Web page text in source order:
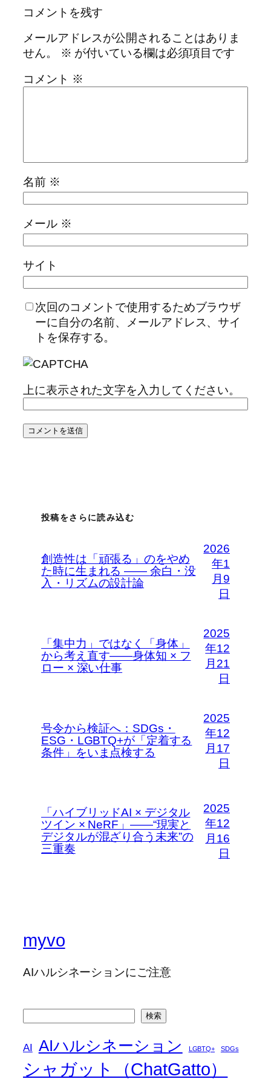
コメントを残す
メールアドレスが公開されることはありま
せん。
※ が付いている欄は必須項目です
コメント ※
名前 ※
メール ※
サイト
次回のコメントで使用するためブラウザ
ーに自分の名前、メールアドレス、サイ
トを保存する。
上に表示された文字を入力してください。
投稿をさらに読み込む
創造性は「頑張る」のをやめ
た時に生まれる —— 余白・没
入・リズムの設計論
2026
年1
月9
日
「集中力」ではなく「身体」
から考え直す――身体知 × フ
ロー × 深い仕事
2025
年12
月21
日
号令から検証へ：SDGs・
ESG・LGBTQ+が「定着する
条件」をいま点検する
2025
年12
月17
日
「ハイブリッドAI × デジタル
ツイン × NeRF」――“現実と
デジタルが混ざり合う未来”の
三重奏
2025
年12
月16
日
myvo
AIハルシネーションにご注意
検索
AI AIハルシネーション LGBTQ+ SDGs
シャガット（ChatGatto）